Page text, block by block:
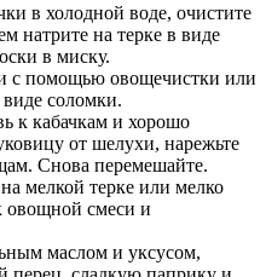
в холодной воде, очистите
натрите на терке в виде
в миску.
с помощью овощечистки или
соломки.
к кабачкам и хорошо
от шелухи, нарежьте
Снова перемешайте.
мелкой терке или мелко
овощной смеси и
маслом и уксусом,